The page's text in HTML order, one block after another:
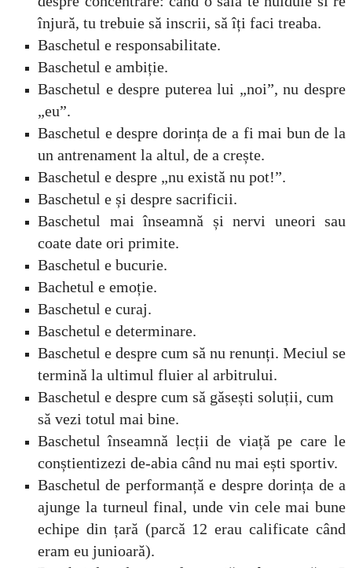
înjură, tu trebuie să inscrii, să îți faci treaba.
Baschetul e responsabilitate.
Baschetul e ambiție.
Baschetul e despre puterea lui „noi”, nu despre
„eu”.
Baschetul e despre dorința de a fi mai bun de la
un antrenament la altul, de a crește.
Baschetul e despre „nu există nu pot!”.
Baschetul e și despre sacrificii.
Baschetul mai înseamnă și nervi uneori sau
coate date ori primite.
Baschetul e bucurie.
Bachetul e emoție.
Baschetul e curaj.
Baschetul e determinare.
Baschetul e despre cum să nu renunți. Meciul se
termină la ultimul fluier al arbitrului.
Baschetul e despre cum să găsești soluții, cum
să vezi totul mai bine.
Baschetul înseamnă lecții de viață pe care le
conștientizezi de-abia când nu mai ești sportiv.
Baschetul de performanță e despre dorința de a
ajunge la turneul final, unde vin cele mai bune
echipe din țară (parcă 12 erau calificate când
eram eu junioară).